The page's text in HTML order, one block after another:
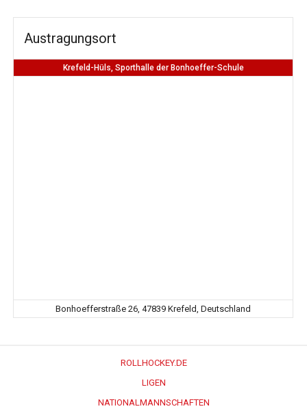
Austragungsort
Krefeld-Hüls, Sporthalle der Bonhoeffer-Schule
Bonhoefferstraße 26, 47839 Krefeld, Deutschland
ROLLHOCKEY.DE
LIGEN
NATIONALMANNSCHAFTEN